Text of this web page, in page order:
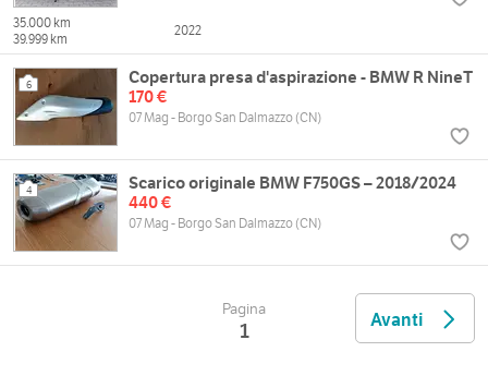
35.000 km
39.999 km
2022
6
Copertura presa d'aspirazione - BMW R NineT
170 €
07 Mag - Borgo San Dalmazzo (CN)
4
Scarico originale BMW F750GS – 2018/2024
440 €
07 Mag - Borgo San Dalmazzo (CN)
Pagina
1 Avanti